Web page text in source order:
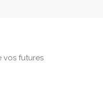
vos futures